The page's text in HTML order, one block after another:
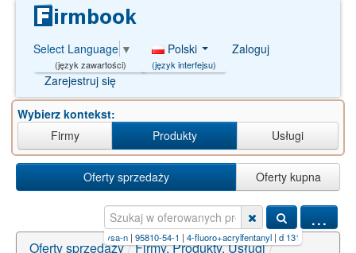
Select Language ▼
(język zawartości)
Polski
(język interfejsu)
Zaloguj
Zarejestruj się
Wybierz kontekst:
Firmy
Produkty Usługi
Oferty sprzedaży Oferty kupna
...
dbaziulafzckim-uhfffaoysa-n|95810-54-1|4-fluoro+acrylfentanyl|d 13129
Oferty sprzedaży / Firmy, Produkty, Usługi /